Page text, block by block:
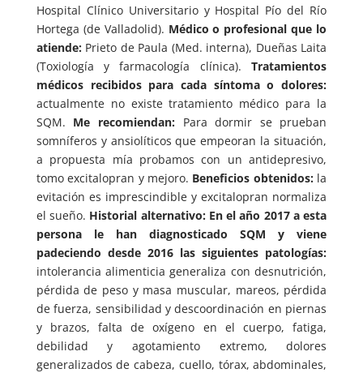
Hospital Clínico Universitario y Hospital Pío del Río
Hortega (de Valladolid). Médico o profesional que lo
atiende:Prieto de Paula (Med. interna), Dueñas Laita
(Toxiología y farmacología clínica).Tratamientos
médicos recibidos para cada síntoma o dolores:
actualmente no existe tratamiento médico para la
SQM. Me recomiendan:Para dormir se prueban
somníferos y ansiolíticos que empeoran la situación,
a propuesta mía probamos con un antidepresivo,
tomo excitalopran y mejoro. Beneficios obtenidos:la
evitación es imprescindible y excitalopran normaliza
el sueño. Historial alternativo: En el año 2017 a esta
persona le han diagnosticado SQM y viene
padeciendo desde 2016 las siguientes patologías:
intolerancia alimenticia generaliza con desnutrición,
pérdida de peso y masa muscular, mareos, pérdida
de fuerza, sensibilidad y descoordinación en piernas
y brazos, falta de oxígeno en el cuerpo, fatiga,
debilidad y agotamiento extremo, dolores
generalizados de cabeza, cuello, tórax, abdominales,